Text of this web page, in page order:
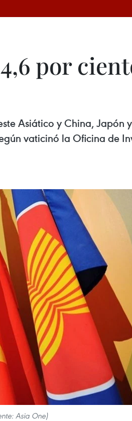
por
Asiático y China, Japón
vaticinó la Oficina de
Asia One)